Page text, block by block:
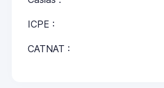
ICPE :
CATNAT :